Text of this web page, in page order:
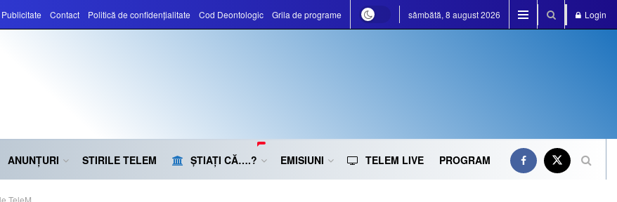
Publicitate Contact Politică de confidențialitate Cod Deontologic Grila de programe sâmbătă, 8 august 2026 Login
ANUNȚURI STIRILE TELEM ȘTIAȚI CĂ….? EMISIUNI TELEM LIVE PROGRAM
TeleM